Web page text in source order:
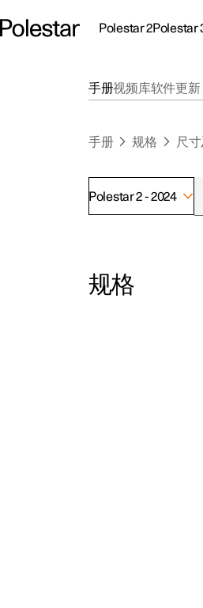
Polestar 2Polestar
联系我们
探索Polestar 3
公共充电
车主服务
手册视频库软件更新
手册 规格 尺
Polestar 2 - 2024
规格